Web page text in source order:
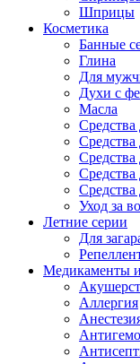
Шприцы
Косметика
Банные
Глина
Для
Духи с
Масла
Средства
Средства
Средства
Средства
Средства
Уход за
Летние серии
Для
Медикаменты
Аллергия